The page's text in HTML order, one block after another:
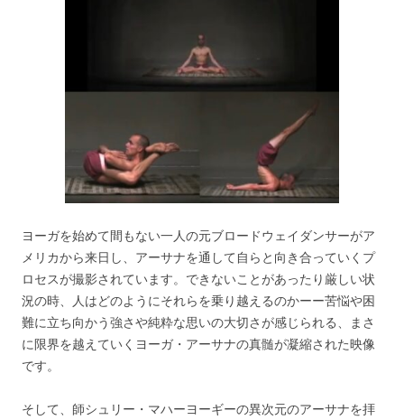
ヨーガを始めて間もない一人の元ブロードウェイダンサーがア
メリカから来日し、アーサナを通して自らと向き合っていくプ
ロセスが撮影されています。できないことがあったり厳しい状
況の時、人はどのようにそれらを乗り越えるのかーー苦悩や困
難に立ち向かう強さや純粋な思いの大切さが感じられる、まさ
に限界を越えていくヨーガ・アーサナの真髄が凝縮された映像
です。
そして、師シュリー・マハーヨーギーの異次元のアーサナを拝